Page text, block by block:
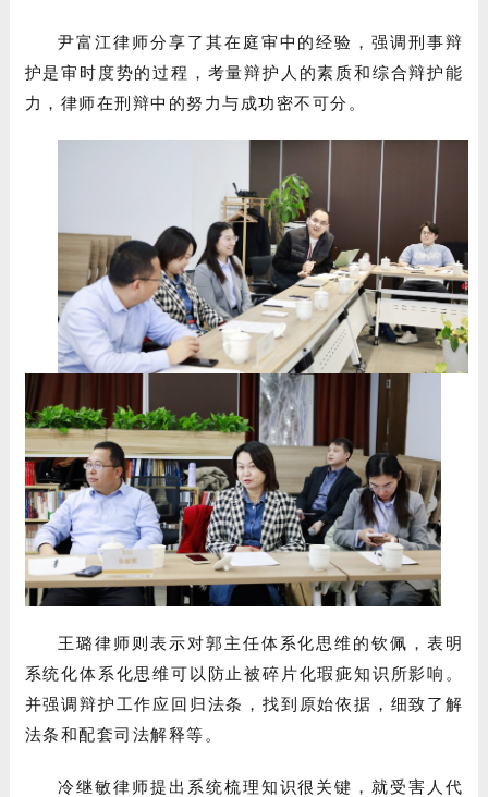
尹富江律师分享了其在庭审中的经验，强调刑事辩
护是审时度势的过程，考量辩护人的素质和综合辩护能
力，律师在刑辩中的努力与成功密不可分。
王璐律师则表示对郭主任体系化思维的钦佩，表明
系统化体系化思维可以防止被碎片化瑕疵知识所影响。
并强调辩护工作应回归法条，找到原始依据，细致了解
法条和配套司法解释等。
冷继敏律师提出系统梳理知识很关键，就受害人代